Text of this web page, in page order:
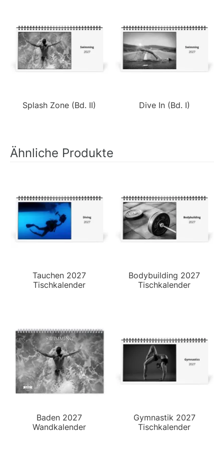
Splash Zone (Bd. II) Dive In (Bd. I)
Ähnliche Produkte
Tauchen 2027
Tischkalender
Bodybuilding 2027
Tischkalender
Baden 2027
Wandkalender
Gymnastik 2027
Tischkalender